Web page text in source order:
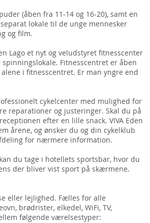
(åben fra 11-14 og 16-20), samt en
lokale til de unge mennesker
og film.
Lago et nyt og veludstyret fitnesscenter
Fitnesscentret er åben
i fitnesscentret. Er man yngre end
cykelcenter med mulighed for
reparationer og justeringer. Skal du på
efter en lille snack. VIVA Eden
årene, og ønsker du og din cykelklub
for nærmere information.
du tage i hotellets sportsbar, hvor du
der bliver vist sport på skærmene.
eller lejlighed. Fælles for alle
brødrister, elkedel, WiFi, TV,
følgende værelsestyper: